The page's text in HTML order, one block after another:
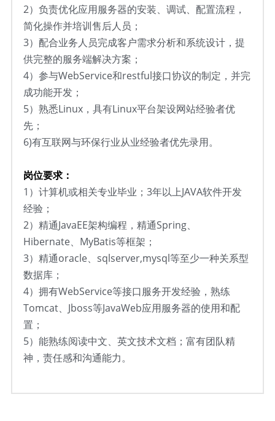
2）负责优化应用服务器的安装、调试、配置流程，
简化操作并培训售后人员；
3）配合业务人员完成客户需求分析和系统设计，提
供完整的服务端解决方案；
4）参与WebService和restful接口协议的制定，并完
成功能开发；
5）熟悉Linux，具有Linux平台架设网站经验者优
先；
6)有互联网与环保行业从业经验者优先录用。
岗位要求：
1）计算机或相关专业毕业；3年以上JAVA软件开发
经验；
2）精通JavaEE架构编程，精通Spring、
Hibernate、MyBatis等框架；
3）精通oracle、sqlserver,mysql等至少一种关系型
数据库；
4）拥有WebService等接口服务开发经验，熟练
Tomcat、Jboss等JavaWeb应用服务器的使用和配
置；
5）能熟练阅读中文、英文技术文档；富有团队精
神，责任感和沟通能力。